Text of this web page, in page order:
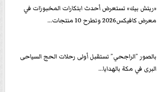
«ريتش بيك» تستعرض أحدث ابتكارات المخبوزات في
معرض كافيكس2026 وتطرح 10 منتجات...
بالصور ”الراجحي” تستقبل أولى رحلات الحج السياحى
البرى في مكة بالهدايا...